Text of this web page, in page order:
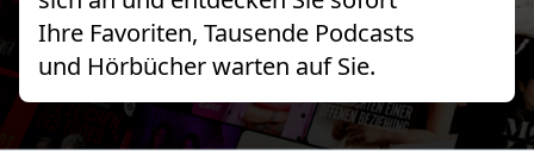
Ihre Favoriten, Tausende Podcasts
und Hörbücher warten auf Sie.